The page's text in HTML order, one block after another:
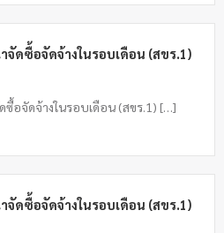
ดซื้อจัดจ้างในรอบเดือน (สขร.1)
อจัดจ้างในรอบเดือน (สขร.1) […]
ดซื้อจัดจ้างในรอบเดือน (สขร.1)